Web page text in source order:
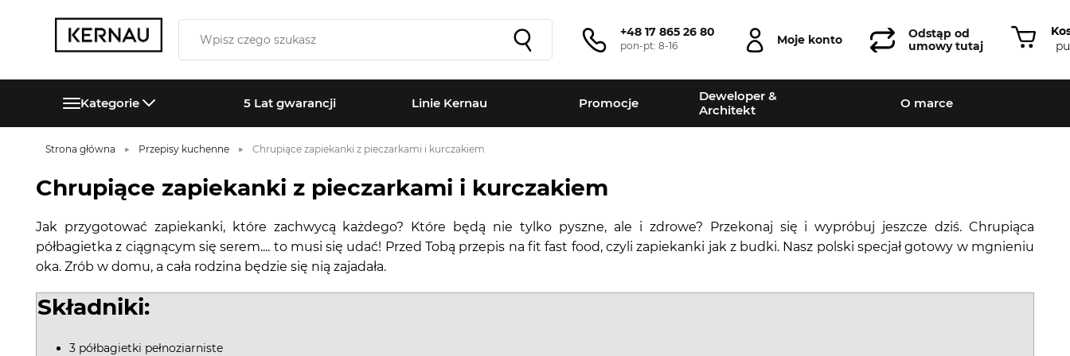
+48 17 865 26 80
pon-pt: 8-16 Moje konto
Odstąp od
umowy tutaj
Kategorie 5 Lat gwarancji Linie Kernau Promocje
Deweloper &
Architekt
O marce
Strona główna Przepisy kuchenne Chrupiące zapiekanki z pieczarkami i kurczakiem
Chrupiące zapiekanki z pieczarkami i kurczakiem
Jak przygotować zapiekanki, które zachwycą każdego? Które będą nie tylko pyszne, ale i zdrowe? Przekonaj się i wypróbuj jeszcze dziś. Chrupiąca
półbagietka z ciągnącym się serem.... to musi się udać! Przed Tobą przepis na fit fast food, czyli zapiekanki jak z budki. Nasz polski specjał gotowy w mgnieniu
oka. Zrób w domu, a cała rodzina będzie się nią zajadała.
Składniki:
3 półbagietki pełnoziarniste